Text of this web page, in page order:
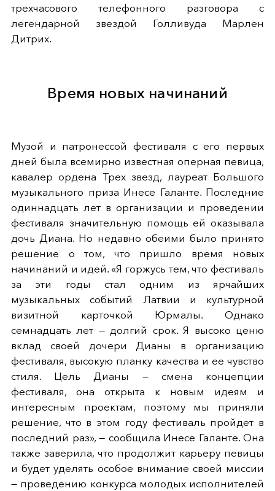
трехчасового телефонного разговора с
легендарной звездой Голливуда Марлен
Дитрих.
Время новых начинаний
Музой и патронессой фестиваля с его первых
дней была всемирно известная оперная певица,
кавалер ордена Трех звезд, лауреат Большого
музыкального приза Инесе Галанте. Последние
одиннадцать лет в организации и проведении
фестиваля значительную помощь ей оказывала
дочь Диана. Но недавно обеими было принято
решение о том, что пришло время новых
начинаний и идей. «Я горжусь тем, что фестиваль
за эти годы стал одним из ярчайших
музыкальных событий Латвии и культурной
визитной карточкой Юрмалы. Однако
семнадцать лет — долгий срок. Я высоко ценю
вклад своей дочери Дианы в организацию
фестиваля, высокую планку качества и ее чувство
стиля. Цель Дианы — смена концепции
фестиваля, она открыта к новым идеям и
интересным проектам, поэтому мы приняли
решение, что в этом году фестиваль пройдет в
последний раз», — сообщила Инесе Галанте. Она
также заверила, что продолжит карьеру певицы
и будет уделять особое внимание своей миссии
— проведению конкурса молодых исполнителей